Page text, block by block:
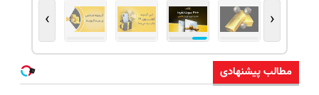
‹
›
مطالب پیشنهادی